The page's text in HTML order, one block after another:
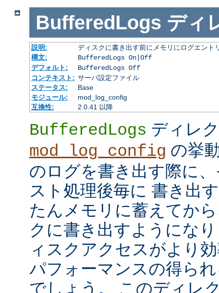
BufferedLogs ディ
説明:
ディスクに書き出す前にメモリにログエント
構文:
BufferedLogs On|Off
デフォルト:
BufferedLogs Off
コンテキスト: サーバ設定ファイル
ステータス:
Base
モジュール:
mod_log_config
互換性:
2.0.41 以降
BufferedLogs ディレ
mod_log_config の挙
のログを書き出す際に
スト処理後毎に 書き出
たんメモリに蓄えてか
クに書き出すようにな
ィスクアクセスがより
パフォーマンスの得ら
でしょう。 このディレ